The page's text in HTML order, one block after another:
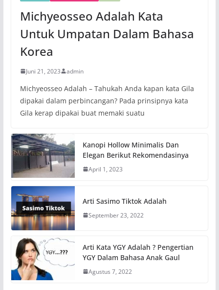
Michyeosseo Adalah Kata
Untuk Umpatan Dalam Bahasa
Korea
Juni 21, 2023 admin
Michyeosseo Adalah – Tahukah Anda kapan kata Gila
dipakai dalam perbincangan? Pada prinsipnya kata
Gila kerap dipakai buat memaki suatu
Kanopi Hollow Minimalis Dan
Elegan Berikut Rekomendasinya
April 1, 2023
Arti Sasimo Tiktok Adalah
September 23, 2022
Arti Kata YGY Adalah ? Pengertian
YGY Dalam Bahasa Anak Gaul
Agustus 7, 2022